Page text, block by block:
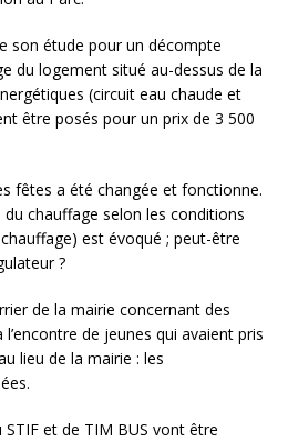
son étude pour un décompte
du logement situé au-dessus de la
(circuit eau chaude et
être posés pour un prix de 3 500
fêtes a été changée et fonctionne.
chauffage selon les conditions
est évoqué ; peut-être
?
de la mairie concernant des
de jeunes qui avaient pris
lieu de la mairie : les
et de TIM BUS vont être